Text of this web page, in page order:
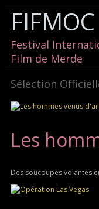
FIFMOC
Festival
Film de Merde
Sélection
Les
Des soucoupes volantes